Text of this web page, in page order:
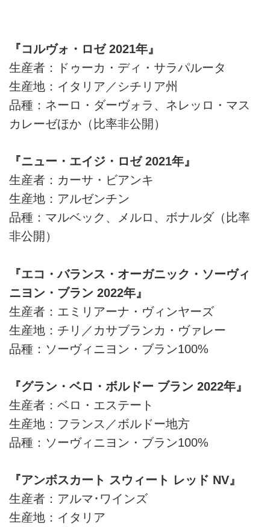
『コルヴォ・ロゼ 2021年』
生産者：ドゥーカ・ディ・サラパルータ
生産地：イタリア／シチリア州
品種：ネーロ・ダーヴォラ、ネレッロ・マス
カレーゼほか（比率非公開）
『ニュー・エイジ・ロゼ 2021年』
生産者：カーサ・ビアンキ
生産地：アルゼンチン
品種：マルベック、メルロ、ボナルダ（比率
非公開）
『エコ・バランス・オーガニック・ソーヴィ
ニヨン・ブラン 2022年』
生産者：エミリアーナ・ヴィンヤーズ
生産地：チリ／カサブランカ・ヴァレー
品種：ソーヴィニヨン・ブラン100%
『グラン・ベロ・ボルドー ブラン 2022年』
生産者：ベロ・エステート
生産地：フランス／ボルドー地方
品種：ソーヴィニヨン・ブラン100%
『アンボスカート スウィート レッド NV』
生産者：アルマ･ワインズ
生産地：イタリア